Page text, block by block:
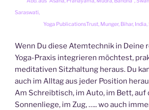
Saraswati,
Yoga PublicationsTrust, Munger, Bihar, India,
Wenn Du diese Atemtechnik in Deine
Yoga-Praxis integrieren möchtest,
meditativen Sitzhaltung heraus. Du
auch im Alltag aus jeder Position
Am Schreibtisch, im Auto, im Bett, auf
Sonnenliege, im Zug, ….. wo auch